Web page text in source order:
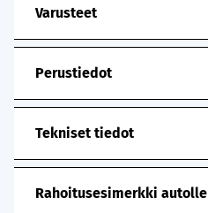
Varusteet
Perustiedot
Tekniset tiedot
Rahoitusesimerkki autolle